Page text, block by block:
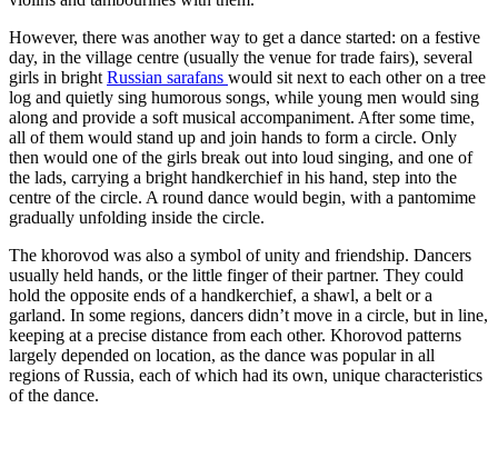
However, there was another way to get a dance started: on a festive
day, in the village centre (usually the venue for trade fairs), several
girls in bright Russian sarafans would sit next to each other on a tree
log and quietly sing humorous songs, while young men would sing
along and provide a soft musical accompaniment. After some time,
all of them would stand up and join hands to form a circle. Only
then would one of the girls break out into loud singing, and one of
the lads, carrying a bright handkerchief in his hand, step into the
centre of the circle. A round dance would begin, with a pantomime
gradually unfolding inside the circle.
The khorovod was also a symbol of unity and friendship. Dancers
usually held hands, or the little finger of their partner. They could
hold the opposite ends of a handkerchief, a shawl, a belt or a
garland. In some regions, dancers didn’t move in a circle, but in line,
keeping at a precise distance from each other. Khorovod patterns
largely depended on location, as the dance was popular in all
regions of Russia, each of which had its own, unique characteristics
of the dance.